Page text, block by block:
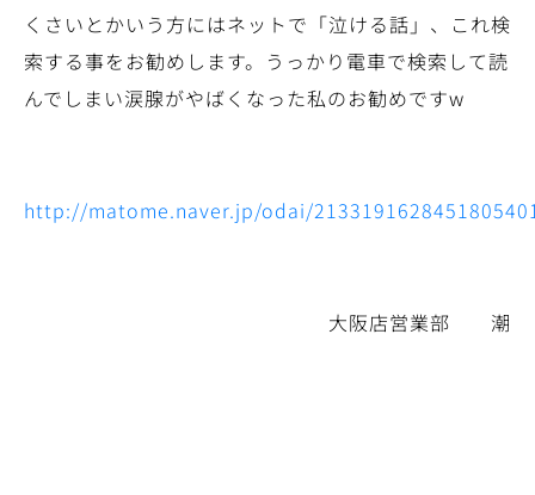
くさいとかいう方にはネットで「泣ける話」、これ検
索する事をお勧めします。うっかり電車で検索して読
んでしまい涙腺がやばくなった私のお勧めですw
http://matome.naver.jp/odai/
大阪店営業部 潮